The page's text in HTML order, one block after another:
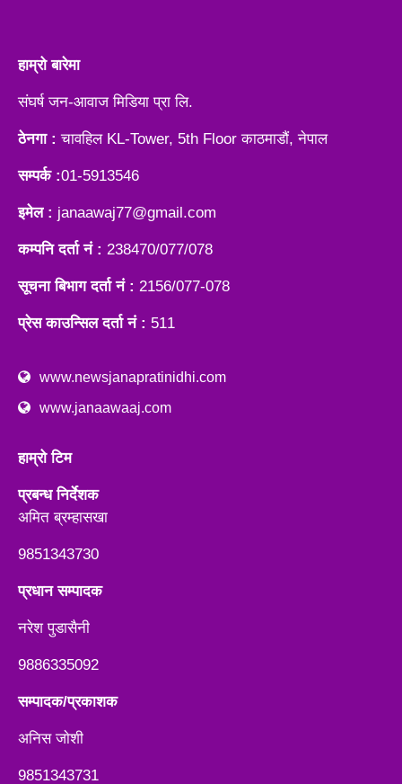
हाम्रो बारेमा
संघर्ष जन-आवाज मिडिया प्रा लि.
ठेनगा : चावहिल KL-Tower, 5th Floor काठमाडौं, नेपाल
सम्पर्क :01-5913546
इमेल : janaawaj77@gmail.com
कम्पनि दर्ता नं : 238470/077/078
सूचना बिभाग दर्ता नं : 2156/077-078
प्रेस काउन्सिल दर्ता नं : 511
www.newsjanapratinidhi.com
www.janaawaaj.com
हाम्रो टिम
प्रबन्ध निर्देशक
अमित ब्रम्हासखा
9851343730
प्रधान सम्पादक
नरेश पुडासैनी
9886335092
सम्पादक/प्रकाशक
अनिस जाेशी
9851343731